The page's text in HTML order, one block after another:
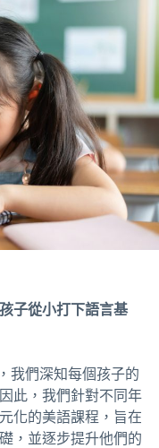
子從小打下語言基
我們深知每個孩子的
此，我們針對不同年
化的美語課程，旨在
，並逐步提升他們的